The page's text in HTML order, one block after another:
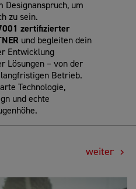
Designanspruch, um
zu sein.
zertifizierter
und begleiten dein
Entwicklung
Lösungen – von der
Betrieb.
Technologie,
und echte
weiter